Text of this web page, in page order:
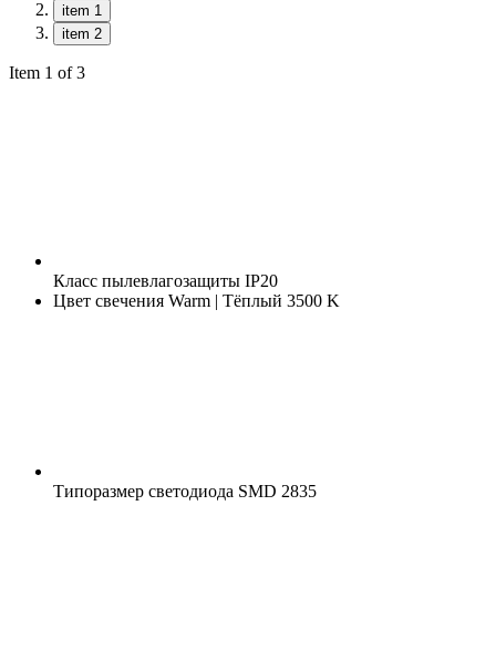
item 1
item 2
Item 1 of 3
Класс пылевлагозащиты IP20
Цвет свечения Warm | Тёплый 3500 K
Типоразмер светодиода SMD 2835